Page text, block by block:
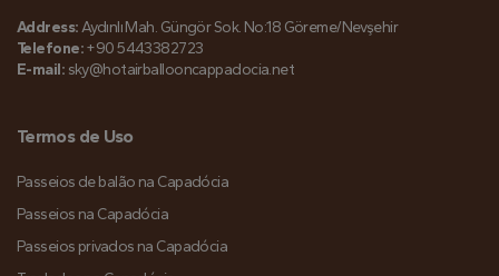
Address:Aydınlı Mah. Güngör Sok. No:18 Göreme/Nevşehir
Telefone:+90 5443382723
E-mail: sky@hotairballooncappadocia.net
Termos de Uso
Passeios de balão na Capadócia
Passeios na Capadócia
Passeios privados na Capadócia